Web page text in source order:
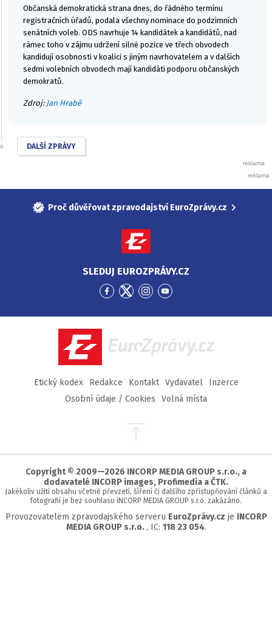
Občanská demokratická strana dnes, do řádného termínu
registračních úřadů, podala všechny nominace do podzimních
senátních voleb. ODS navrhuje 14 kandidátek a kandidátů, nad
rámec toho v zájmu udržení silné pozice ve třech obvodech
kandidují osobnosti v koalici s jiným navrhovatelem a v dalších
sedmi volebních obvodech mají kandidáti podporu občanských
demokratů.
Zdroj: Jan Hrabě
DALŠÍ ZPRÁVY
Proč důvěřovat zpravodajství EuroZprávy.cz
SLEDUJ EUROZPRÁVY.CZ
Přejít
Facebook
Přejít
Twitter
Přejít
Instagram
Přejít
YouTube
EuroZprávy.cz
Etický kodex Redakce Kontakt Vydavatel
Inzerce
Osobní údaje / Cookies
Volná místa
Přejít
stránky
Copyright © 2009—2026 INCORP MEDIA GROUP s.r.o., a
dodavatelé INCORP images, Profimedia a ČTK.
Jakékoliv užití obsahu včetně převzetí, šíření či dalšího zpřístupňování článků a
fotografií je bez souhlasu INCORP MEDIA GROUP s.r.o. zakázáno.
Provozovatelem zpravodajského serveru EuroZprávy.cz je INCORP
MEDIA GROUP s.r.o. , IC: 118 23 054.